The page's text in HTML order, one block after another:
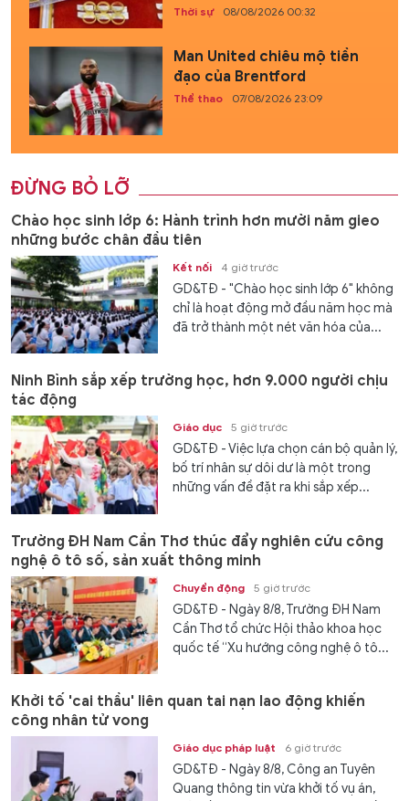
Thời sự 08/08/2026 00:32
Man United chiêu mộ tiền
đạo của Brentford
Thể thao 07/08/2026 23:09
ĐỪNG BỎ LỠ
Chào học sinh lớp 6: Hành trình hơn mười năm gieo
những bước chân đầu tiên
Kết nối 4 giờ trước
GD&TĐ - "Chào học sinh lớp 6" không
chỉ là hoạt động mở đầu năm học mà
đã trở thành một nét văn hóa của...
Ninh Bình sắp xếp trường học, hơn 9.000 người chịu
tác động
Giáo dục 5 giờ trước
GD&TĐ - Việc lựa chọn cán bộ quản lý,
bố trí nhân sự dôi dư là một trong
những vấn đề đặt ra khi sắp xếp...
Trường ĐH Nam Cần Thơ thúc đẩy nghiên cứu công
nghệ ô tô số, sản xuất thông minh
Chuyển động 5 giờ trước
GD&TĐ - Ngày 8/8, Trường ĐH Nam
Cần Thơ tổ chức Hội thảo khoa học
quốc tế “Xu hướng công nghệ ô tô...
Khởi tố 'cai thầu' liên quan tai nạn lao động khiến
công nhân tử vong
Giáo dục pháp luật 6 giờ trước
GD&TĐ - Ngày 8/8, Công an Tuyên
Quang thông tin vừa khởi tố vụ án,